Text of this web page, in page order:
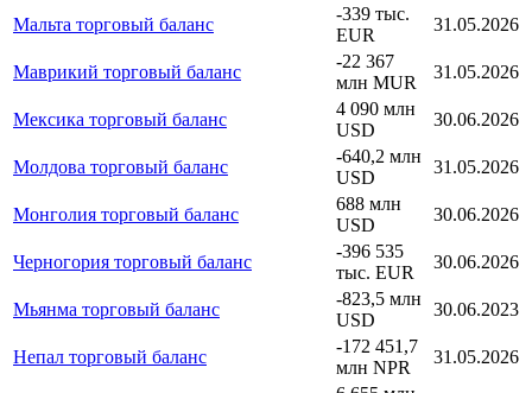
Мальта торговый баланс
-339 тыс.
EUR
31.05.2026
Маврикий торговый баланс
-22 367
млн MUR
31.05.2026
Мексика торговый баланс
4 090 млн
USD
30.06.2026
Молдова торговый баланс
-640,2 млн
USD
31.05.2026
Монголия торговый баланс
688 млн
USD
30.06.2026
Черногория торговый баланс
-396 535
тыс. EUR
30.06.2026
Мьянма торговый баланс
-823,5 млн
USD
30.06.2023
Непал торговый баланс
-172 451,7
млн NPR
31.05.2026